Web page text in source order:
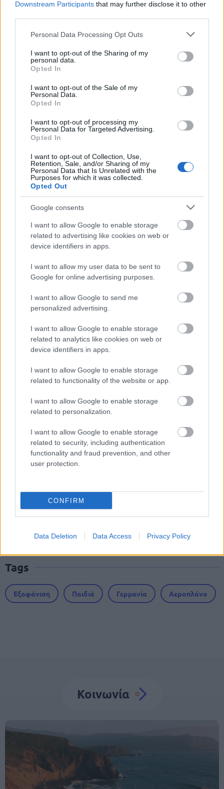
Downstream Participants that may further disclose it to other
Please note that this website/app uses one or more Google
not limited to your visit or usage behaviour. You may click to
grant or deny consent to Google and its third-party tags to
use your data for below specified purposes in below Google
consent section.
Personal Data Processing Opt Outs
I want to opt-out of the Sharing of my
personal data.
Opted In
I want to opt-out of the Sale of my
Personal Data.
Opted In
I want to opt-out of processing my
Personal Data for Targeted Advertising.
Opted In
I want to opt-out of Collection, Use,
Retention, Sale, and/or Sharing of my
Personal Data that Is Unrelated with the
Purposes for which it was collected.
Opted Out
Google consents
I want to allow Google to enable storage
related to advertising like cookies on web or
device identifiers in apps.
I want to allow my user data to be sent to
Google for online advertising purposes.
I want to allow Google to send me
personalized advertising.
I want to allow Google to enable storage
related to analytics like cookies on web or
device identifiers in apps.
I want to allow Google to enable storage
related to functionality of the website or app.
I want to allow Google to enable storage
related to personalization.
I want to allow Google to enable storage
related to security, including authentication
functionality and fraud prevention, and other
user protection.
CONFIRM
Data Deletion Data Access Privacy Policy
μόνο 2 ημέρες στα χέρια σας
Πιστοποίηση Υπολογιστών σε 2
μέρες
Μάθε πρώτος όλες τις σημαντικές
ειδήσεις.
Βάλε το proson.gr στα αποτελέσματα
αναζήτησης της Google
Δημοφιλείς Ειδήσεις
ΑΣΕΠ: Νέος γραπτός διαγωνισμός -
Μόνιμοι στο υπουργείο Εξωτερικών
αύξηση στα 1.000 ευρώ από το 2027
ΑΣΕΠ 6Κ/2026: 315 μόνιμοι στο
Δημόσιο - Στις 1.102 οι αιτήσεις
(στατιστικά)
ΑΣΕΠ - Προσλήψεις αναπληρωτών:
Βγαίνουν τα προσωρινά αποτελέσματα
(1ΓΕ και 2ΓΕ/2026)
Tags
Εξαφάνιση Παιδιά Γερμανία Αεροπλάνο
Κοινωνία